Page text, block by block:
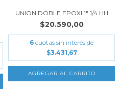
UNION DOBLE EPOXI 1" 1/4 HH
$20.590,00
6 cuotas sin interés de
$3.431,67